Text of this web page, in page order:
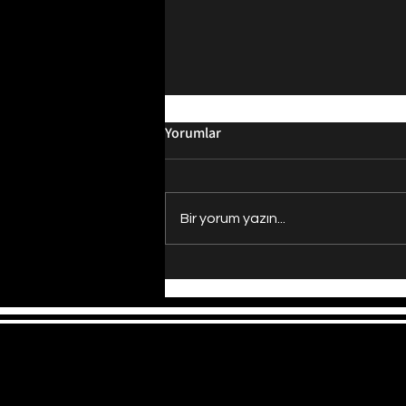
Evrenin Merkezi Nerede?
Yorumlar
Bir yorum yazın...